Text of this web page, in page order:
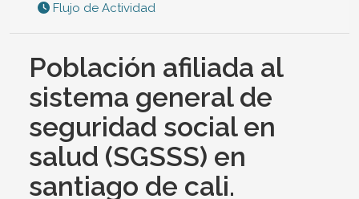
Flujo de Actividad
Población afiliada al
sistema general de
seguridad social en
salud (SGSSS) en
santiago de cali.